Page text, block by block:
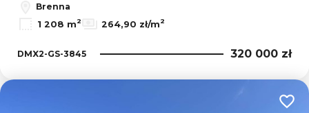
Brenna
1 208 m2 264,90 zł/m2
DMX2-GS-3845 320 000 zł